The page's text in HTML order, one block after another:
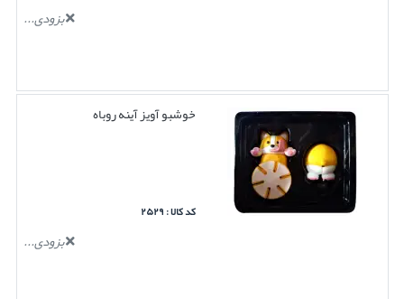
بزودی...
خوشبو آویز آینه روباه
کد کالا : ۲۵۲۹
بزودی...